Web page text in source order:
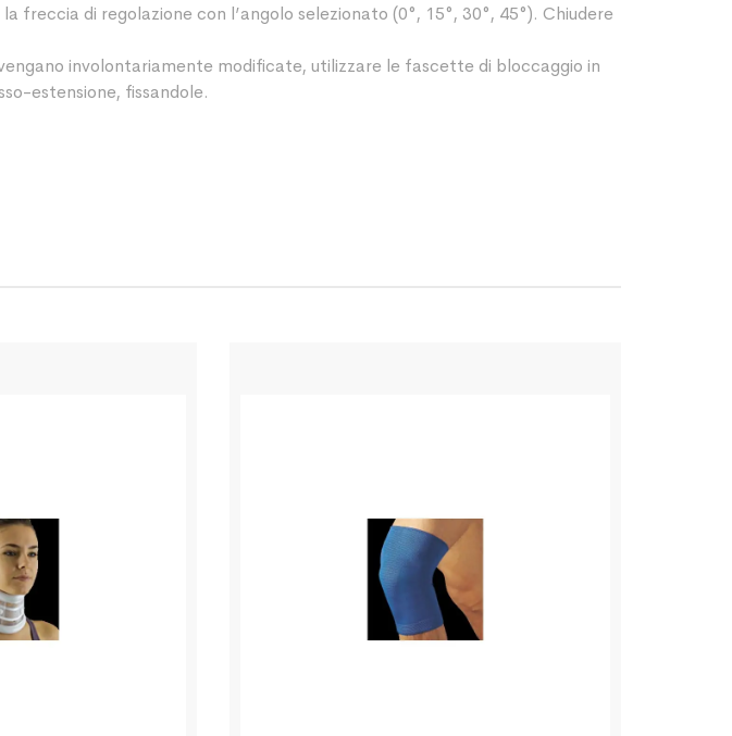
di regolazione con l’angolo selezionato (0°, 15°, 30°, 45°). Chiudere
involontariamente modificate, utilizzare le fascette di bloccaggio in
estensione, fissandole.